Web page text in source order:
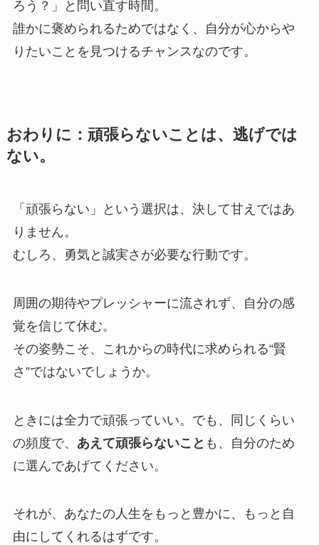
ろう？」と問い直す時間。
誰かに褒められるためではなく、自分が心からや
りたいことを見つけるチャンスなのです。
おわりに：頑張らないことは、逃げでは
ない。
「頑張らない」という選択は、決して甘えではあ
りません。
むしろ、勇気と誠実さが必要な行動です。
周囲の期待やプレッシャーに流されず、自分の感
覚を信じて休む。
その姿勢こそ、これからの時代に求められる“賢
さ”ではないでしょうか。
ときには全力で頑張っていい。でも、同じくらい
の頻度で、 あえて頑張らないこと も、自分のため
に選んであげてください。
それが、あなたの人生をもっと豊かに、もっと自
由にしてくれるはずです。